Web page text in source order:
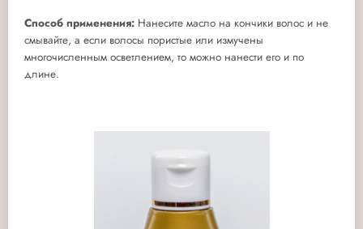
Способ применения: Нанесите масло на кончики волос и не
смывайте, а если волосы пористые или измучены
многочисленным осветлением, то можно нанести его и по
длине.